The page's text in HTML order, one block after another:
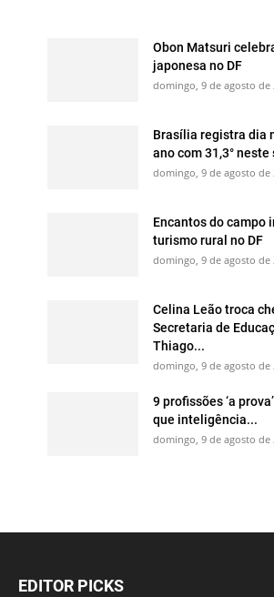
Obon Matsuri
japonesa no DF
domingo, 9 de agosto de
Brasília registra dia
ano com 31,3° neste
domingo, 9 de agosto de
Encantos do campo
turismo rural no DF
domingo, 9 de agosto de
Celina Leão troca
Secretaria de
Thiago...
domingo, 9 de agosto de
9 profissões ‘a
que inteligência...
domingo, 9 de agosto de
EDITOR PICKS